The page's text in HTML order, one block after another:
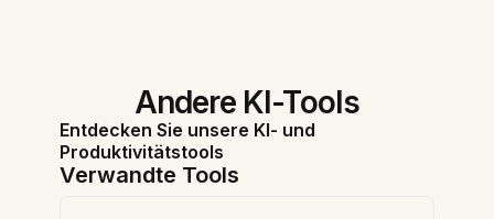
Andere KI-Tools
Entdecken Sie unsere KI- und
Produktivitätstools
Verwandte Tools